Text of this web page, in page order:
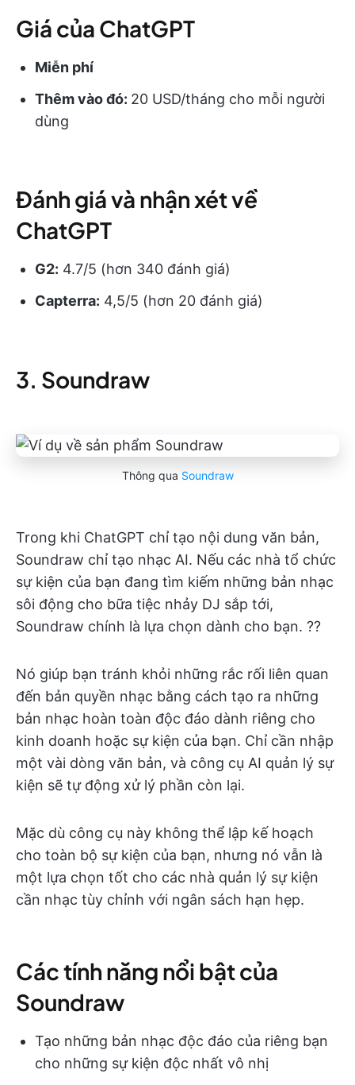
Giá của ChatGPT
Miễn phí
Thêm vào đó: 20 USD/tháng cho mỗi người
dùng
Đánh giá và nhận xét về
ChatGPT
G2: 4.7/5 (hơn 340 đánh giá)
Capterra: 4,5/5 (hơn 20 đánh giá)
3. Soundraw
Thông qua Soundraw
Trong khi ChatGPT chỉ tạo nội dung văn bản,
Soundraw chỉ tạo nhạc AI. Nếu các nhà tổ chức
sự kiện của bạn đang tìm kiếm những bản nhạc
sôi động cho bữa tiệc nhảy DJ sắp tới,
Soundraw chính là lựa chọn dành cho bạn. ??
Nó giúp bạn tránh khỏi những rắc rối liên quan
đến bản quyền nhạc bằng cách tạo ra những
bản nhạc hoàn toàn độc đáo dành riêng cho
kinh doanh hoặc sự kiện của bạn. Chỉ cần nhập
một vài dòng văn bản, và công cụ AI quản lý sự
kiện sẽ tự động xử lý phần còn lại.
Mặc dù công cụ này không thể lập kế hoạch
cho toàn bộ sự kiện của bạn, nhưng nó vẫn là
một lựa chọn tốt cho các nhà quản lý sự kiện
cần nhạc tùy chỉnh với ngân sách hạn hẹp.
Các tính năng nổi bật của
Soundraw
Tạo những bản nhạc độc đáo của riêng bạn
cho những sự kiện độc nhất vô nhị